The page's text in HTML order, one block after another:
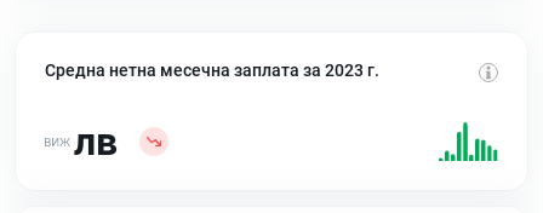
Средна нетна месечна заплата за 2023 г.
лв